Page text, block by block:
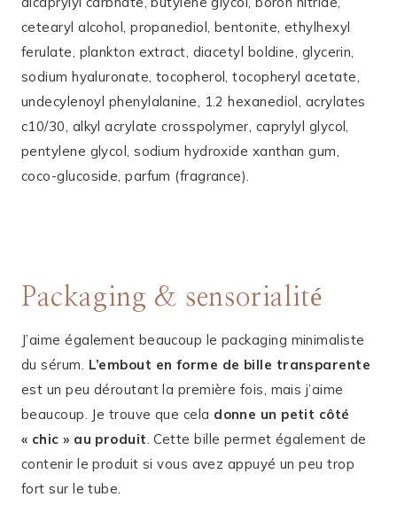
cetearyl alcohol, propanediol, bentonite, ethylhexyl
ferulate, plankton extract, diacetyl boldine, glycerin,
sodium hyaluronate, tocopherol, tocopheryl acetate,
undecylenoyl phenylalanine, 1.2 hexanediol, acrylates
c10/30, alkyl acrylate crosspolymer, caprylyl glycol,
pentylene glycol, sodium hydroxide xanthan gum,
coco-glucoside, parfum (fragrance).
Packaging & sensorialité
J’aime également beaucoup le packaging minimaliste
du sérum. L’embout en forme de bille transparente
est un peu déroutant la première fois, mais j’aime
beaucoup. Je trouve que cela donne un petit côté
« chic » au produit. Cette bille permet également de
contenir le produit si vous avez appuyé un peu trop
fort sur le tube.